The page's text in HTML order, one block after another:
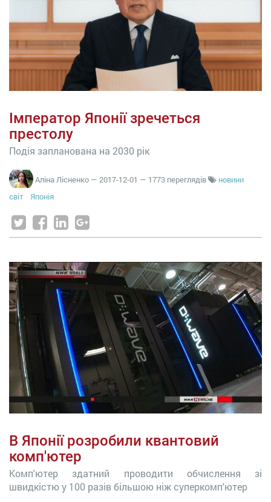
Імператор Японії зречеться
престолу
Подія запланована на 2030 рік
Аліна Лісненко — 2017-12-01 — 1773 переглядів
новини
світ
Японія
В Японії розробили квантовий
комп'ютер
Комп'ютер здатний проводити обчислення зі
швидкістю у 100 разів більшою ніж суперкомп'ютер